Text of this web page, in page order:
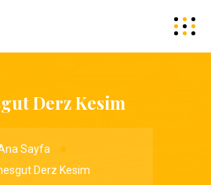
Derz Kesim
Sayfa
Derz Kesim